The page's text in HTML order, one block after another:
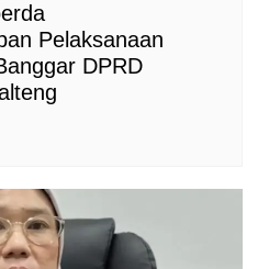
Pelaksanaan
DPRD